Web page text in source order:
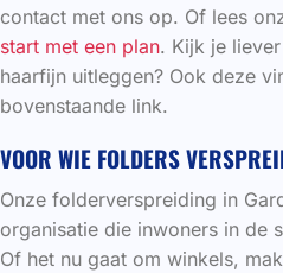
contact met ons op. Of lees
start met een plan. Kijk je
haarfijn uitleggen? Ook deze
bovenstaande link.
VOOR WIE FOLDERS
Onze folderverspreiding in
organisatie die inwoners in de
Of het nu gaat om winkels,